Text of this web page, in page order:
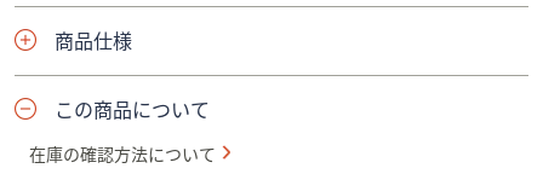
商品仕様
この商品について
在庫の確認方法について